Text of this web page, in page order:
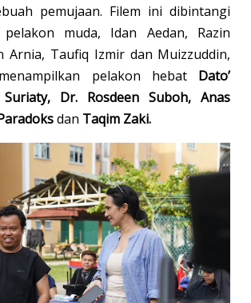
pemujaan. Filem ini dibintangi
muda, Idan Aedan, Razin
Arnia, Taufiq Izmir dan Muizzuddin,
pelakon hebat Dato’
Dr. Rosdeen Suboh, Anas
dan Taqim Zaki.